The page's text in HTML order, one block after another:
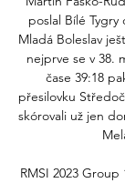
poslal Bílé
Mladá Boleslav
nejprve se v 38.
čase 39:18
přesilovku
skórovali už jen
RMSI 2023